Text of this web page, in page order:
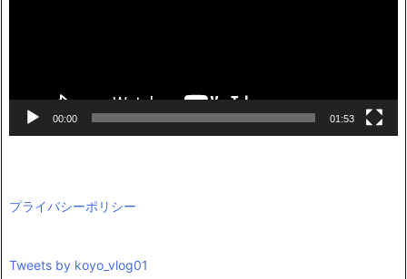
00:00 01:53
プライバシーポリシー
Tweets by koyo_vlog01